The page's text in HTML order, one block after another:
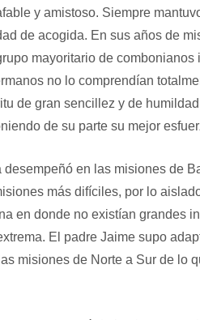
y amistoso. Siempre
de acogida. En sus años de
mayoritario de
no lo comprendían
de gran sencillez y de
de su parte su mejor
en las misiones de
más difíciles, por lo
en donde no existían grandes
El padre Jaime supo
misiones de Norte a Sur de lo